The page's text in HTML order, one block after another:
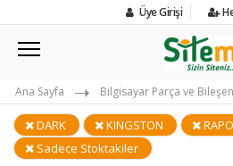
Üye Girişi
Ana Sayfa Bilgisayar Parça ve
DARK KINGSTON
Sadece Stoktakiler